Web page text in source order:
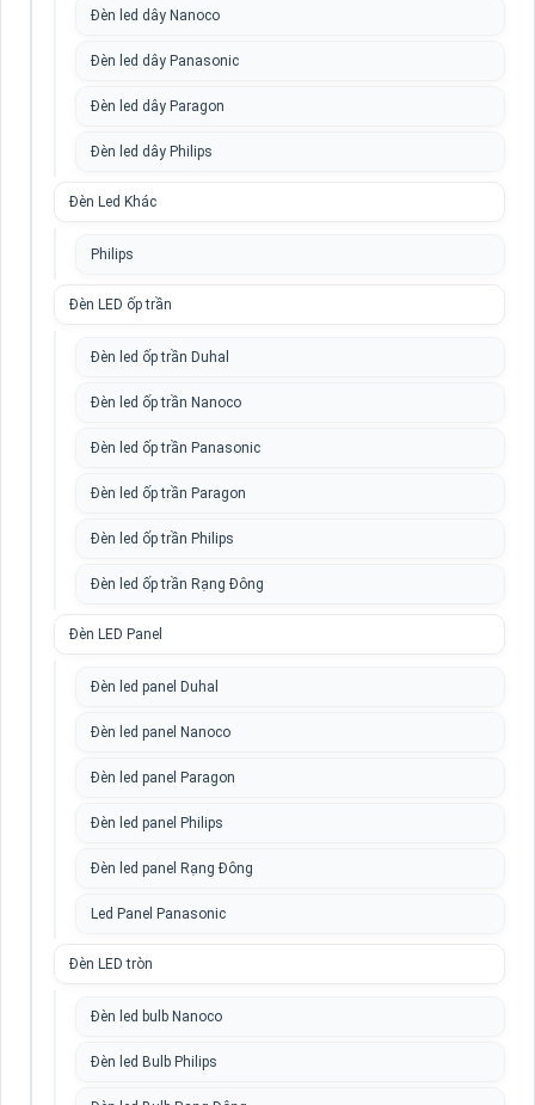
Đèn led dây Nanoco
Đèn led dây Panasonic
Đèn led dây Paragon
Đèn led dây Philips
Đèn Led Khác
Philips
Đèn LED ốp trần
Đèn led ốp trần Duhal
Đèn led ốp trần Nanoco
Đèn led ốp trần Panasonic
Đèn led ốp trần Paragon
Đèn led ốp trần Philips
Đèn led ốp trần Rạng Đông
Đèn LED Panel
Đèn led panel Duhal
Đèn led panel Nanoco
Đèn led panel Paragon
Đèn led panel Philips
Đèn led panel Rạng Đông
Led Panel Panasonic
Đèn LED tròn
Đèn led bulb Nanoco
Đèn led Bulb Philips